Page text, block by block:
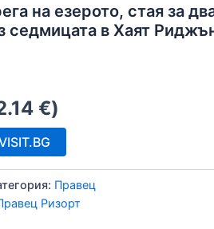
на езерото, стая за
седмицата в Хаят
€)
Правец
Ризорт